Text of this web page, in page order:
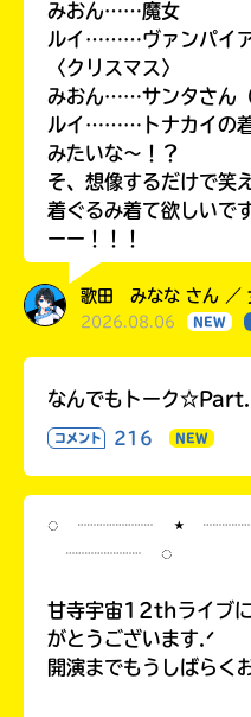
みおん……魔女
ルイ………ヴァンパイ
〈クリスマス〉
みおん……サンタさん（
ルイ………トナカイの
みたいな〜！？
そ、想像するだけで笑
着ぐるみ着て欲しいで
ーー！！！
歌田 みなな さん ／
2026.08.06 NEW
なんでもトーク
コメント 216 NEW
◌ ┈┈┈┈ ⋆
┈┈┈┈ ◌
甘寺宇宙12thライブに
がとうございます.ᐟ
開演までもうしばらく